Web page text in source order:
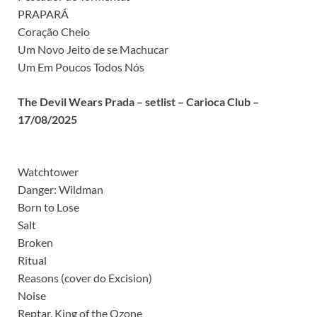
PRAPARÁ
Coração Cheio
Um Novo Jeito de se Machucar
Um Em Poucos Todos Nós
The Devil Wears Prada – setlist – Carioca Club –
17/08/2025
Watchtower
Danger: Wildman
Born to Lose
Salt
Broken
Ritual
Reasons (cover do Excision)
Noise
Reptar, King of the Ozone